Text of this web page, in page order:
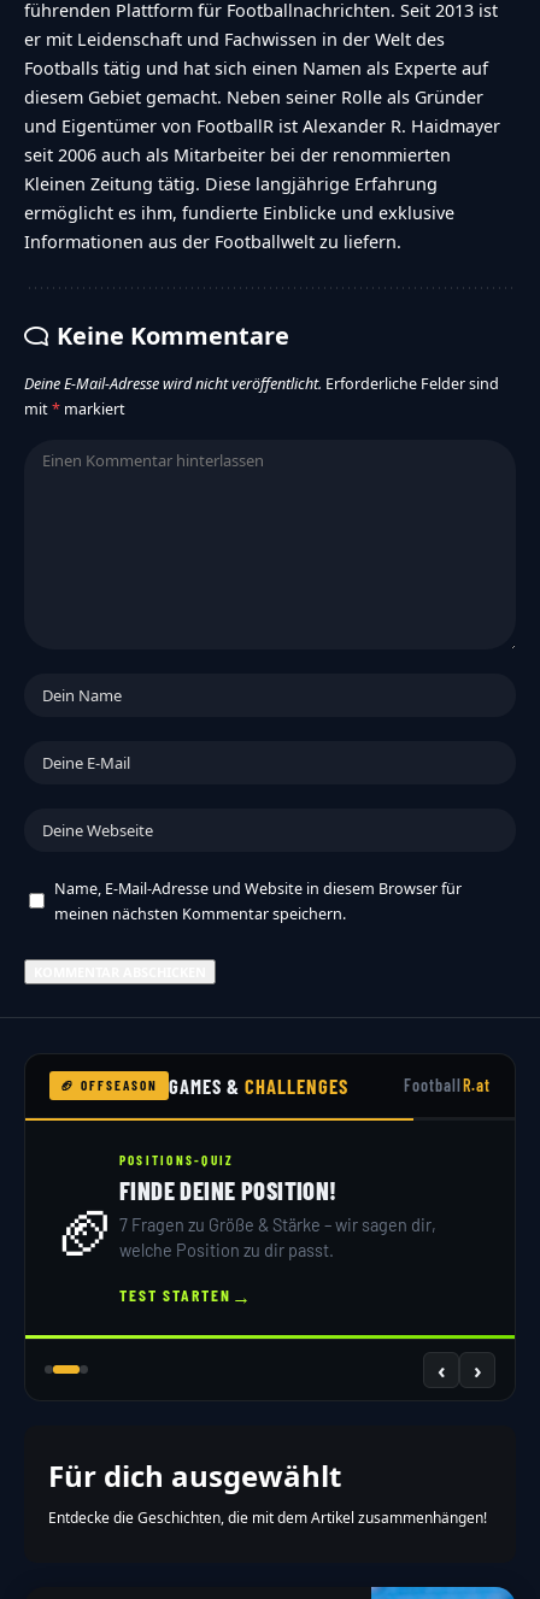
führenden Plattform für Footballnachrichten. Seit 2013 ist
er mit Leidenschaft und Fachwissen in der Welt des
Footballs tätig und hat sich einen Namen als Experte auf
diesem Gebiet gemacht. Neben seiner Rolle als Gründer
und Eigentümer von FootballR ist Alexander R. Haidmayer
seit 2006 auch als Mitarbeiter bei der renommierten
Kleinen Zeitung tätig. Diese langjährige Erfahrung
ermöglicht es ihm, fundierte Einblicke und exklusive
Informationen aus der Footballwelt zu liefern.
Keine Kommentare
Deine E-Mail-Adresse wird nicht veröffentlicht. Erforderliche Felder sind
mit* markiert
Name, E-Mail-Adresse und Website in diesem Browser für
meinen nächsten Kommentar speichern.
🏈 OFFSEASON GAMES &CHALLENGES FootballR.at
🏈
POSITIONS-QUIZ
FINDE DEINE POSITION!
7 Fragen zu Größe & Stärke – wir sagen dir,
welche Position zu dir passt.
TEST STARTEN →
‹ ›
Für dich ausgewählt
Entdecke die Geschichten, die mit dem Artikel zusammenhängen!